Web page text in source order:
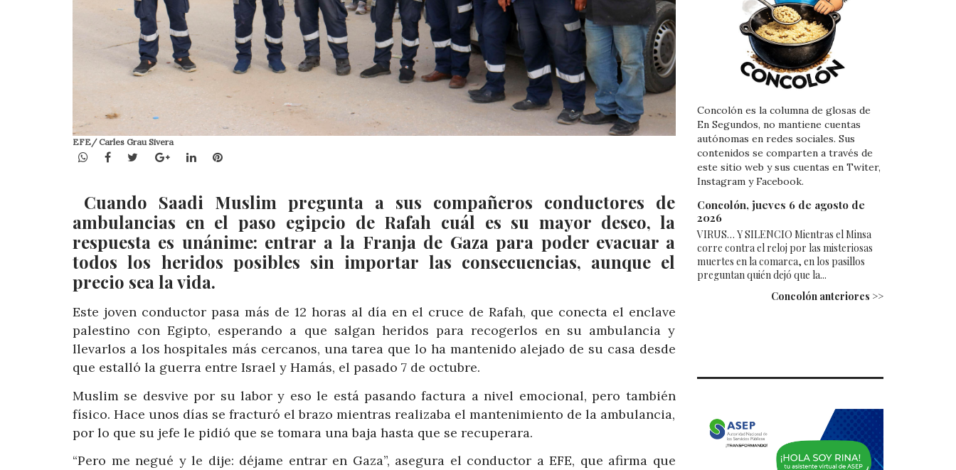
EFE/ Carles Grau Sivera
WhatsApp
Facebook
TwitterGoogle+LinkedInPinterest
Cuando Saadi Muslim pregunta a sus compañeros conductores de
ambulancias en el paso egipcio de Rafah cuál es su mayor deseo, la
respuesta es unánime: entrar a la Franja de Gaza para poder evacuar a
todos los heridos posibles sin importar las consecuencias, aunque el
precio sea la vida.
Este joven conductor pasa más de 12 horas al día en el cruce de Rafah, que conecta el enclave
palestino con Egipto, esperando a que salgan heridos para recogerlos en su ambulancia y
llevarlos a los hospitales más cercanos, una tarea que lo ha mantenido alejado de su casa desde
que estalló la guerra entre Israel y Hamás, el pasado 7 de octubre.
Muslim se desvive por su labor y eso le está pasando factura a nivel emocional, pero también
físico. Hace unos días se fracturó el brazo mientras realizaba el mantenimiento de la ambulancia,
por lo que su jefe le pidió que se tomara una baja hasta que se recuperara.
“Pero me negué y le dije: déjame entrar en Gaza”, asegura el conductor a EFE, que afirma que
Concolón es la columna de glosas de
En Segundos, no mantiene cuentas
autónomas en redes sociales. Sus
contenidos se comparten a través de
este sitio web y sus cuentas en Twiter,
Instagram y Facebook.
Concolón, jueves 6 de agosto de
2026
VIRUS… Y SILENCIO Mientras el Minsa
corre contra el reloj por las misteriosas
muertes en la comarca, en los pasillos
preguntan quién dejó que la...
Concolón anteriores >>